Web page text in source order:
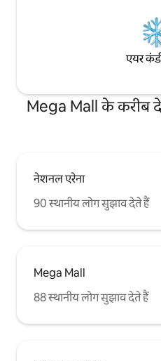
एयर
Mega Mall के करीब
नेशनल एरेना
90 स्थानीय लोग सुझाव देते हैं
Mega Mall
88 स्थानीय लोग सुझाव देते हैं